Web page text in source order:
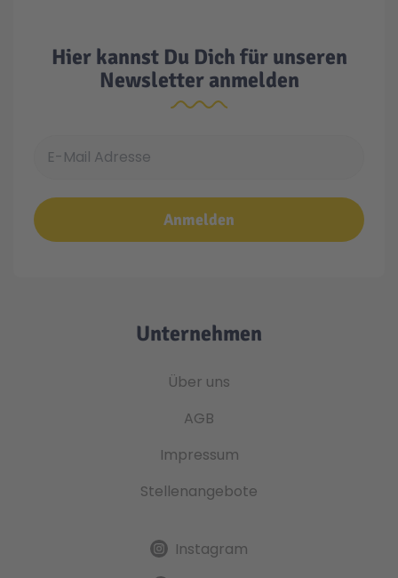
Hier kannst Du Dich für unseren
Newsletter anmelden
Anmelden
Unternehmen
Über uns
AGB
Impressum
Stellenangebote
Instagram